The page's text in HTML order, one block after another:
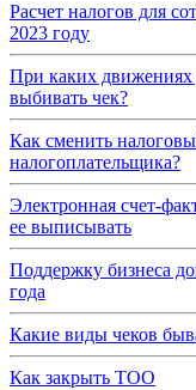
Расчет налогов для
2023 году
При каких движениях
выбивать чек?
Как сменить
налогоплательщика?
Электронная счет-
ее выписывать
Поддержку бизнеса
года
Какие виды чеков
Как закрыть ТОО